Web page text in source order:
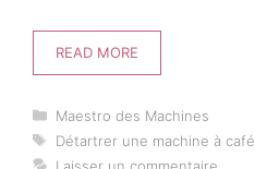
READ MORE
Catégories
Maestro des Machines
Étiquettes
Détartrer une machine à café
Laisser un commentaire